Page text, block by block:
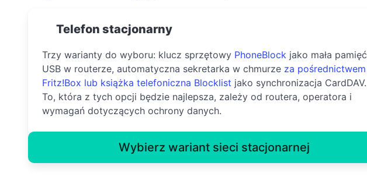
Telefon stacjonarny
Trzy warianty do wyboru: klucz sprzętowy PhoneBlock jako mała pamięć
USB w routerze, automatyczna sekretarka w chmurze za pośrednictwem
Fritz!Box lub książka telefoniczna Blocklist jako synchronizacja CardDAV.
To, która z tych opcji będzie najlepsza, zależy od routera, operatora i
wymagań dotyczących ochrony danych.
Wybierz wariant sieci stacjonarnej